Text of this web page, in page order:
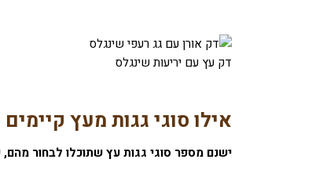
דק עץ עם יריעות שינגלס
אילו סוגי גגות מעץ
ישנם מספר סוגי גגות עץ שתוכלו לבחור